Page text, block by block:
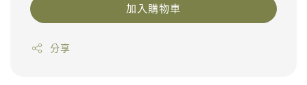
加入購物車
分享